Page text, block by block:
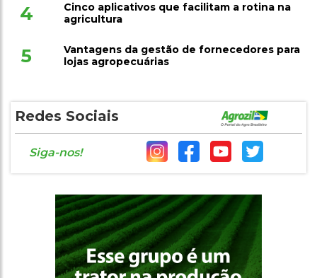
4
Cinco aplicativos que facilitam a rotina na
agricultura
5
Vantagens da gestão de fornecedores para
lojas agropecuárias
Redes Sociais
Siga-nos!